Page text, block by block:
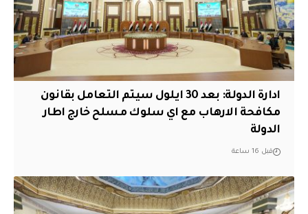
ادارة الدولة: بعد 30 ايلول سيتم التعامل بقانون
مكافحة الارهاب مع اي سلوك مسلح خارج اطار
الدولة
قبل 16 ساعة